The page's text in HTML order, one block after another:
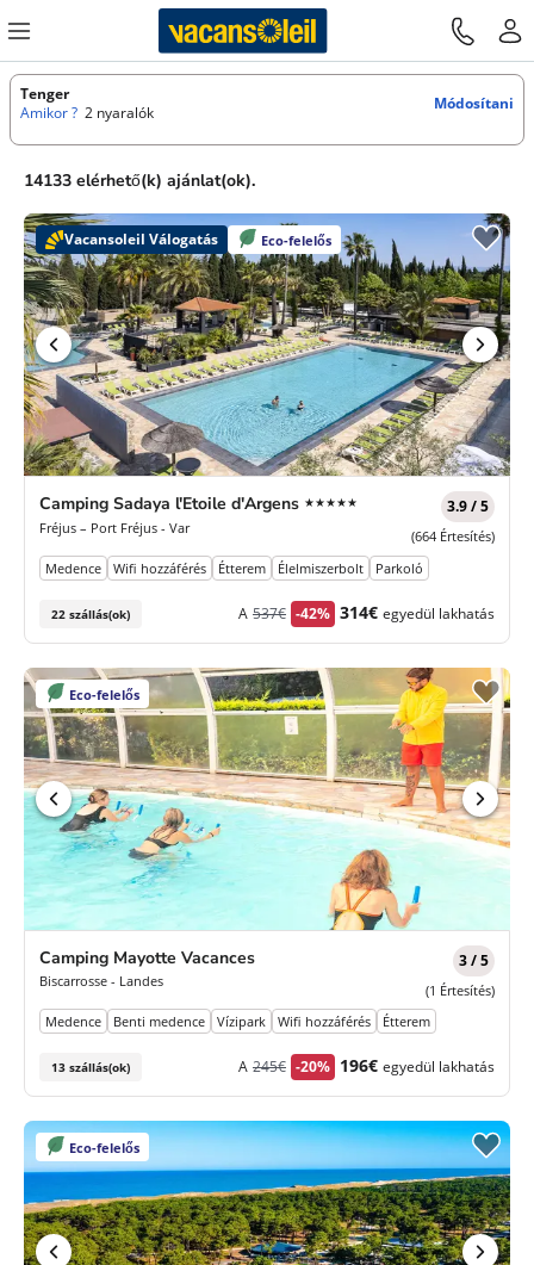
Tenger
Amikor ? 2 nyaralók Módosítani
14133 elérhető(k) ajánlat(ok).
Vacansoleil Válogatás Eco-felelős
Camping Sadaya l'Etoile d'Argens ★★★★★
Fréjus – Port Fréjus - Var
3.9 / 5
(664 Értesítés)
Medence
Wifi hozzáférés Étterem Élelmiszerbolt Parkoló
22 szállás(ok) A Korábbi
537€ -42% Új
314€ egyedül lakhatás
Eco-felelős
Camping Mayotte Vacances
Biscarrosse - Landes
3 / 5
(1 Értesítés)
Medence
Benti medence Vízipark Wifi hozzáférés Étterem
13 szállás(ok) A Korábbi
245€ -20% Új
196€ egyedül lakhatás
Eco-felelős